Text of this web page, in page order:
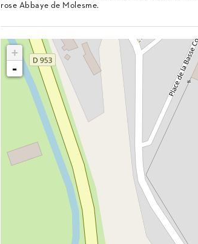
rose Abbaye de Molesme.
+
-